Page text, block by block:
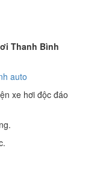
Thanh Bình
auto
xe hơi độc đáo